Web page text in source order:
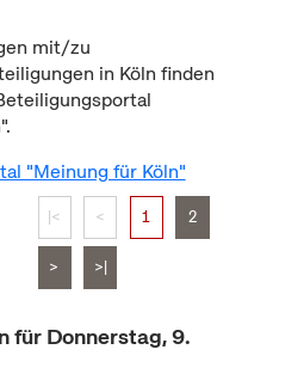
mit/zu
in Köln finden
"Meinung für Köln"
|< < 1 2
> >|
für Donnerstag, 9.